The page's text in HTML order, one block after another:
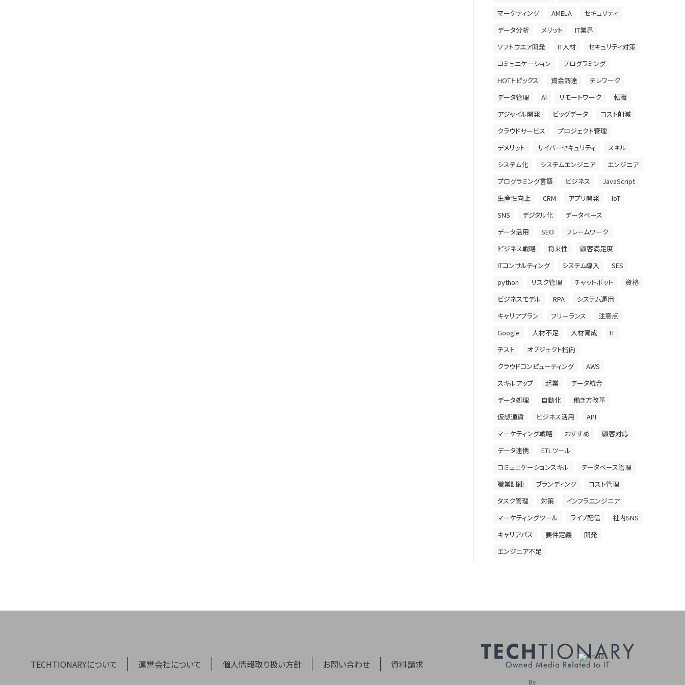
マーケティング
AMELA
セキュリティ
データ分析
メリット
IT業界
ソフトウエア開発
IT人材
セキュリティ対策
コミュニケーション
プログラミング
HOTトピックス
資金調達
テレワーク
データ管理
AI リモートワーク
転職
アジャイル開発
ビッグデータ
コスト削減
クラウドサービス
プロジェクト管理
デメリット
サイバーセキュリティ
スキル
システム化
システムエンジニア
エンジニア
プログラミング言語
ビジネス
JavaScript
生産性向上
CRM アプリ開発
IoT
SNS
デジタル化
データベース
データ活用
SEO
フレームワーク
ビジネス戦略
将来性
顧客満足度
ITコンサルティング
システム導入
SES
python
リスク管理 チャットボット
資格
ビジネスモデル
RPA
システム運用
キャリアプラン
フリーランス
注意点
Google
人材不足 人材育成
IT
テスト
オブジェクト指向
クラウドコンピューティング
AWS
スキルアップ
起業
データ統合
データ処理
自動化
働き方改革
仮想通貨
ビジネス活用
API
マーケティング戦略
おすすめ
顧客対応
データ連携
ETLツール
コミュニケーションスキル
データベース管理
職業訓練
ブランディング
コスト管理
タスク管理
対策
インフラエンジニア
マーケティングツール
ライブ配信
社内SNS
キャリアパス
要件定義
開発
エンジニア不足
TECHTIONARYについて 運営会社について 個人情報取り扱い方針 お問い合わせ 資料請求
By